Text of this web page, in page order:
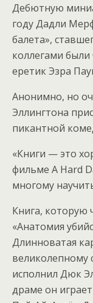
Дебютную
году Дадли
балета»,
коллегами
еретик Эзра
Анонимно, но
Эллингтона
пикантной
«Книги — это
фильме A Hard
многому
Книга, которую
«Анатомия
Длинноватая
великолепному
исполнил Дюк
драме он